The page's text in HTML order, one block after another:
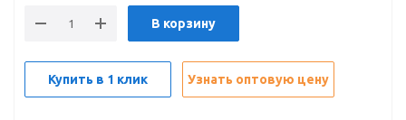
В корзину
Купить в 1 клик Узнать оптовую цену